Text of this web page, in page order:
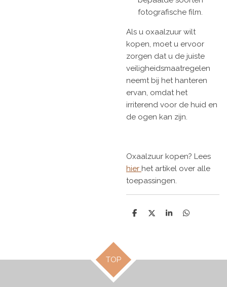
fotografische film.
Als u oxaalzuur wilt
kopen, moet u ervoor
zorgen dat u de juiste
veiligheidsmaatregelen
neemt bij het hanteren
ervan, omdat het
irriterend voor de huid en
de ogen kan zijn.
Oxaalzuur kopen? Lees
hier het artikel over alle
toepassingen.
D
D
S
D
TOP